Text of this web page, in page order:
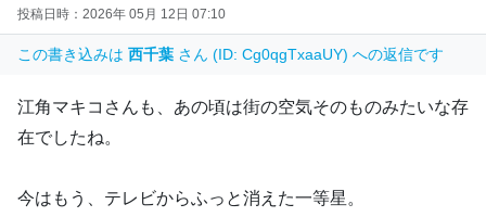
投稿日時：2026年 05月 12日 07:10
この書き込みは 西千葉 さん (ID: Cg0qgTxaaUY) への返信です
江角マキコさんも、あの頃は街の空気そのものみたいな存
在でしたね。
今はもう、テレビからふっと消えた一等星。